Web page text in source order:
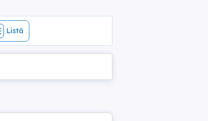
Listă